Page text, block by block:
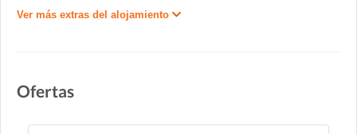
Ver más extras del alojamiento
Ofertas